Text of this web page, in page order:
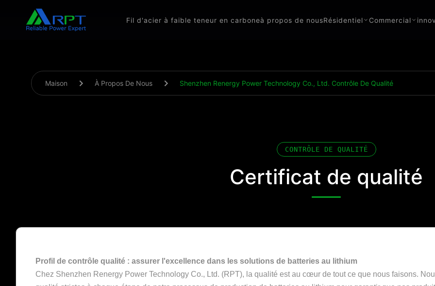
Fil d'acier à faible teneur en carboneà propos de nousRésidentiel Commercial
Maison À Propos De Nous Shenzhen Renergy Power Technology Co., Ltd. Contrôle De Qualité
CONTRÔLE DE QUALITÉ
Certificat de qualité
Profil de contrôle qualité : assurer l'excellence dans les solutions de batteries au lithium
Chez Shenzhen Renergy Power Technology Co., Ltd. (RPT), la qualité est au cœur de tout ce que nous faisons.